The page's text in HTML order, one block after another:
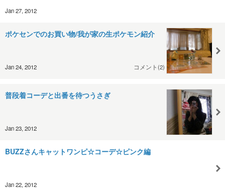
Jan 27, 2012
ポケセンでのお買い物/我が家の生ポケモン紹介
Jan 24, 2012 コメント(2)
普段着コーデと出番を待つうさぎ
Jan 23, 2012
BUZZさんキャットワンピ☆コーデ☆ピンク編
Jan 22, 2012